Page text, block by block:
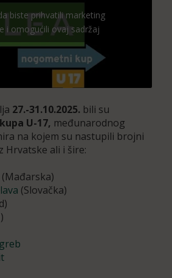
biste prihvatili marketing
i omogućili ovaj sadržaj
27.-31.10.2025. bili su
kupa U-17, međunarodnog
na kojem su nastupili brojni
Hrvatske ali i šire:
(Mađarska)
(Slovačka)